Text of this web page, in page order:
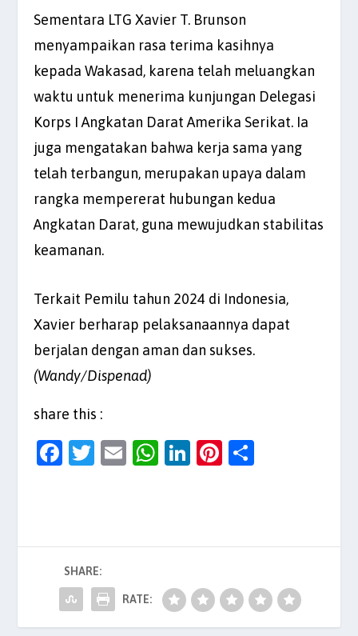
Sementara LTG Xavier T. Brunson
menyampaikan rasa terima kasihnya
kepada Wakasad, karena telah meluangkan
waktu untuk menerima kunjungan Delegasi
Korps I Angkatan Darat Amerika Serikat. Ia
juga mengatakan bahwa kerja sama yang
telah terbangun, merupakan upaya dalam
rangka mempererat hubungan kedua
Angkatan Darat, guna mewujudkan stabilitas
keamanan.
Terkait Pemilu tahun 2024 di Indonesia,
Xavier berharap pelaksanaannya dapat
berjalan dengan aman dan sukses.
(Wandy/Dispenad)
share this :
F
b
o
o
T
E
W
A
p
p
Li
dI
n
Pi
t
SHARE:
RATE: